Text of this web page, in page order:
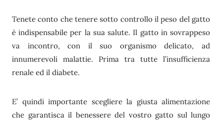
Tenete conto che tenere sotto controllo il peso del gatto
è indispensabile per la sua salute. Il gatto in sovrappeso
va incontro, con il suo organismo delicato, ad
innumerevoli malattie. Prima tra tutte l’insufficienza
renale ed il diabete.
E’ quindi importante scegliere la giusta alimentazione
che garantisca il benessere del vostro gatto sul lungo